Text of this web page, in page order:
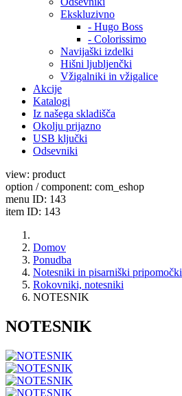
Ekskluzivno
- Hugo Boss
- Colorissimo
Navijaški izdelki
Hišni ljubljenčki
Vžigalniki in vžigalice
Akcije
Katalogi
Iz našega skladišča
Okolju prijazno
USB ključki
Odsevniki
view: product
option / component: com_eshop
menu ID: 143
item ID: 143
Domov
Ponudba
Notesniki in pisarniški pripomočki
Rokovniki, notesniki
NOTESNIK
NOTESNIK